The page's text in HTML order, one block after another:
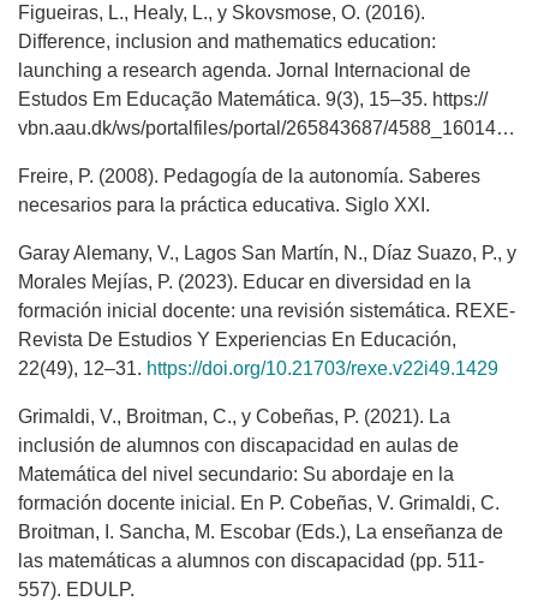
Figueiras, L., Healy, L., y Skovsmose, O. (2016).
Difference, inclusion and mathematics education:
launching a research agenda. Jornal Internacional de
Estudos Em Educação Matemática. 9(3), 15–35. https://
vbn.aau.dk/ws/portalfiles/portal/265843687/4588_16014_1_PB.pdf
Freire, P. (2008). Pedagogía de la autonomía. Saberes
necesarios para la práctica educativa. Siglo XXI.
Garay Alemany, V., Lagos San Martín, N., Díaz Suazo, P., y
Morales Mejías, P. (2023). Educar en diversidad en la
formación inicial docente: una revisión sistemática. REXE-
Revista De Estudios Y Experiencias En Educación,
22(49), 12–31. https://doi.org/10.21703/rexe.v22i49.1429
Grimaldi, V., Broitman, C., y Cobeñas, P. (2021). La
inclusión de alumnos con discapacidad en aulas de
Matemática del nivel secundario: Su abordaje en la
formación docente inicial. En P. Cobeñas, V. Grimaldi, C.
Broitman, I. Sancha, M. Escobar (Eds.), La enseñanza de
las matemáticas a alumnos con discapacidad (pp. 511-
557). EDULP.